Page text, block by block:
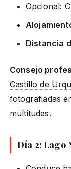
Opcional:
Distancia
Consejo
Castillo de
fotografiadas
multitudes.
Día 2: Lago